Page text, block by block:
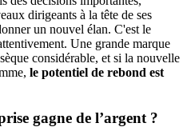
dirigeants à la tête de ses
un nouvel élan. C'est le
Une grande marque
considérable, et si la nouvelle
le potentiel de rebond est
gagne de l’argent ?